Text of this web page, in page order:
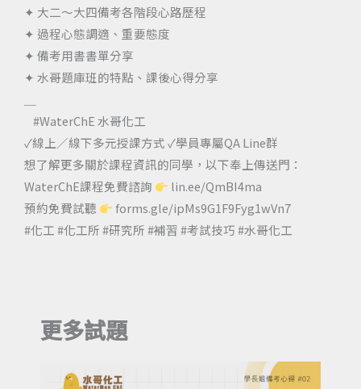
✦ 大二～大四備考各階段心路歷程
✦ 過程心態調適、重要態度
✦ 備考用書書單分享
✦ 水哥題庫班的特點、課後心得分享
⠀#WaterChE 水哥化工
✓線上／線下多元授課方式 ✓學員專屬QA Line群
想了解更多關於課程資訊的同學，以下奉上傳送門：
WaterChE課程免費諮詢
lin.ee/QmBI4ma
預約免費試聽
forms.gle/ipMs9G1F9Fyg1wVn7
#化工 #化工所 #研究所 #補習 #考試技巧 #水哥化工
更多試題